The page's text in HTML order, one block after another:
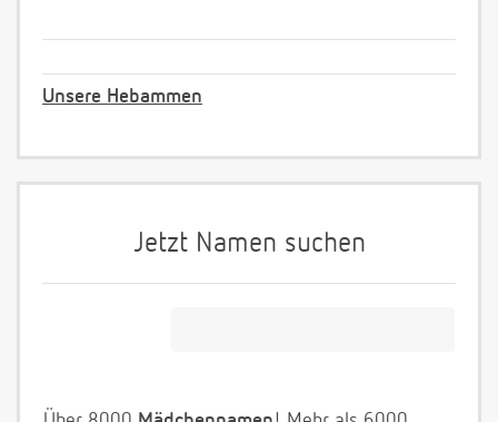
Unsere Hebammen
Jetzt Namen suchen